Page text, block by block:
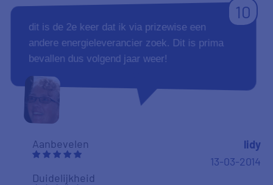
10
dit is de 2e keer dat ik via prizewise een
andere energieleverancier zoek. Dit is prima
bevallen dus volgend jaar weer!
Aanbevelen
Duidelijkheid
lidy
13-03-2014